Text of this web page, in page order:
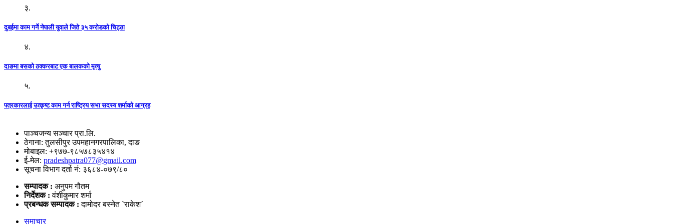
३.
दुबईमा काम गर्ने नेपाली युवाले जिते ३५ करोडको चिट्ठा
४.
दाङमा बसको ठक्करबाट एक बालकको मृत्यु
५.
पत्रकारलाई उत्कृष्ट काम गर्न राष्ट्रिय सभा सदस्य शर्माको आग्रह
पाञ्चजन्य सञ्चार प्रा.लि.
ठेगाना: तुलसीपुर उपमहानगरपालिका, दाङ
मोबाइल: +९७७-९८५७८३५४१४
ई-मेल: pradeshpatra077@gmail.com
सूचना विभाग दर्ता नं: ३६८४-०७९/८०
सम्पादक : अनुपम गौतम
निर्देशक :वंशीकुमार शर्मा
प्रबन्धक सम्पादक :दामोदर बस्नेत `राकेश´
समाचार